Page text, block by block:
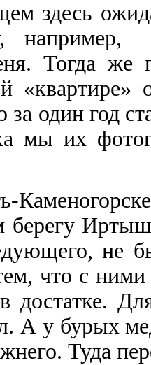
здесь
Тогда
за один год
мы их
берегу
не
что с
достат­ке.
А у бурых
Туда